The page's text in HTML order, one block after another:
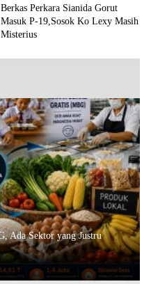
Berkas Perkara Sianida Gorut
Masuk P-19,Sosok Ko Lexy Masih
Misterius
Ada Sektor yang Justru